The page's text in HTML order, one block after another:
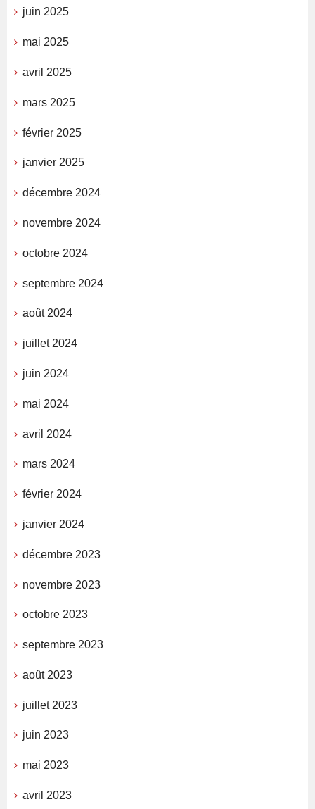
juin 2025
mai 2025
avril 2025
mars 2025
février 2025
janvier 2025
décembre 2024
novembre 2024
octobre 2024
septembre 2024
août 2024
juillet 2024
juin 2024
mai 2024
avril 2024
mars 2024
février 2024
janvier 2024
décembre 2023
novembre 2023
octobre 2023
septembre 2023
août 2023
juillet 2023
juin 2023
mai 2023
avril 2023